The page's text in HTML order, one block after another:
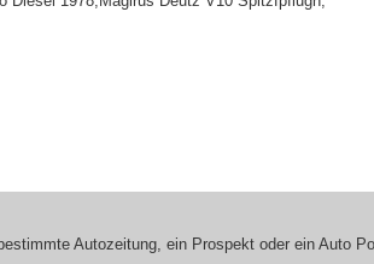
Autozeitung, ein Prospekt oder ein Auto